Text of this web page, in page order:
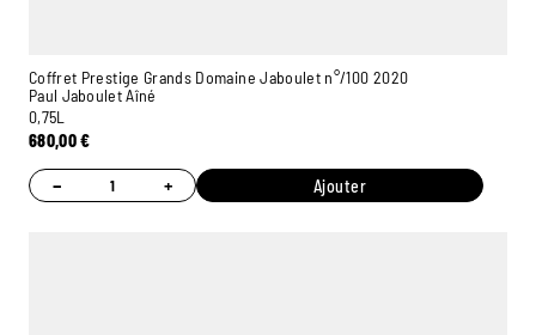
Coffret Prestige Grands Domaine Jaboulet n°/100 2020
Paul Jaboulet Aîné
0,75L
680,00€
− + Ajouter